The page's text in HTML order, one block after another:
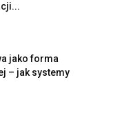
jako forma
– jak systemy